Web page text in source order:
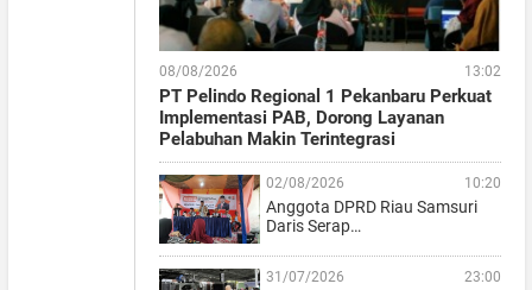
08/08/2026 13:02
PT Pelindo Regional 1 Pekanbaru Perkuat
Implementasi PAB, Dorong Layanan
Pelabuhan Makin Terintegrasi
02/08/2026 10:20
Anggota DPRD Riau Samsuri
Daris Serap…
31/07/2026 23:00